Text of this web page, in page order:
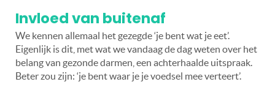
Invloed van buitenaf
We kennen allemaal het gezegde ‘je bent wat je eet’.
Eigenlijk is dit, met wat we vandaag de dag weten over het
belang van gezonde darmen, een achterhaalde uitspraak.
Beter zou zijn: ‘je bent waar je je voedsel mee verteert’.